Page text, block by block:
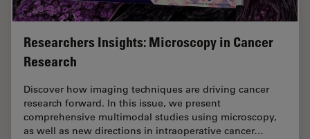
Researchers Insights: Microscopy in Cancer
Research
Discover how imaging techniques are driving cancer
research forward. In this issue, we present
comprehensive multimodal studies using microscopy,
as well as new directions in intraoperative cancer…